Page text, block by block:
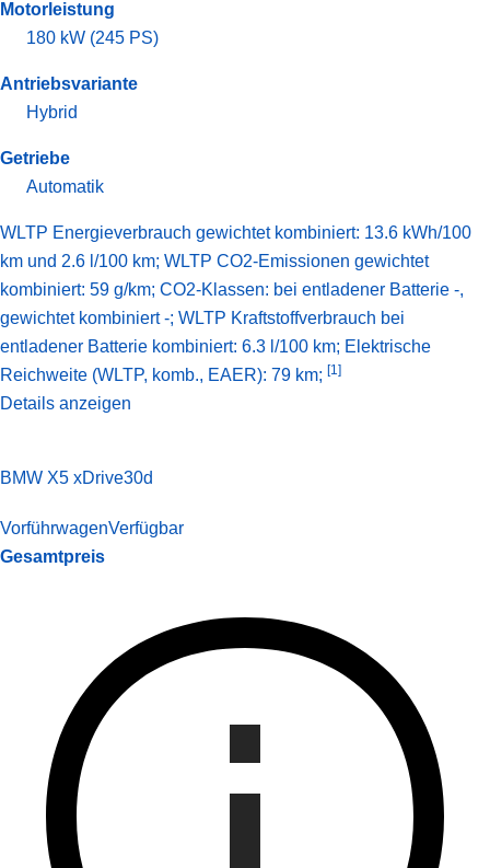
Motorleistung
180 kW (245 PS)
Antriebsvariante
Hybrid
Getriebe
Automatik
WLTP Energieverbrauch gewichtet kombiniert: 13.6 kWh/100
km und 2.6 l/100 km; WLTP CO2-Emissionen gewichtet
kombiniert: 59 g/km; CO2-Klassen: bei entladener Batterie -,
gewichtet kombiniert -; WLTP Kraftstoffverbrauch bei
entladener Batterie kombiniert: 6.3 l/100 km; Elektrische
Reichweite (WLTP, komb., EAER): 79 km; [1]
Details anzeigen
BMW X5 xDrive30d
VorführwagenVerfügbar
Gesamtpreis